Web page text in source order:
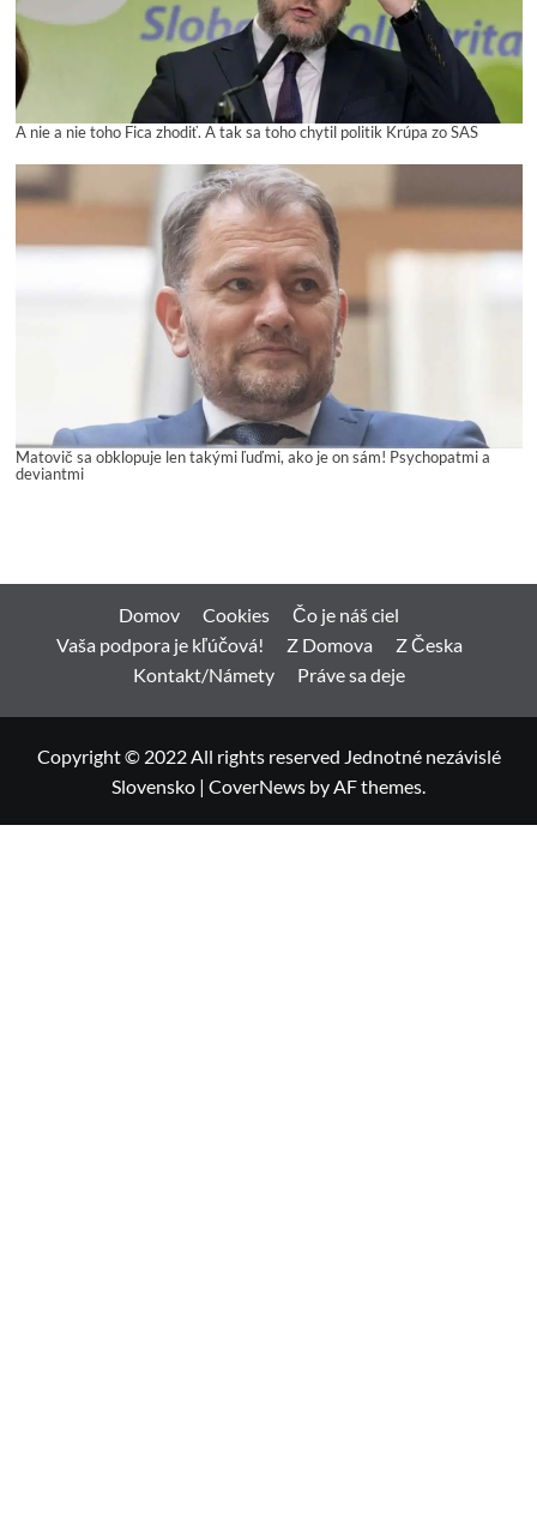
A nie a nie toho Fica zhodiť. A tak sa toho chytil politik Krúpa zo SAS
Matovič sa obklopuje len takými ľuďmi, ako je on sám! Psychopatmi a
deviantmi
Domov Cookies
Čo je náš ciel
Vaša podpora je kľúčová!
Z Domova
Z Česka
Kontakt/Námety
Práve sa deje
Copyright © 2022 All rights reserved Jednotné nezávislé
Slovensko | CoverNews by AF themes.